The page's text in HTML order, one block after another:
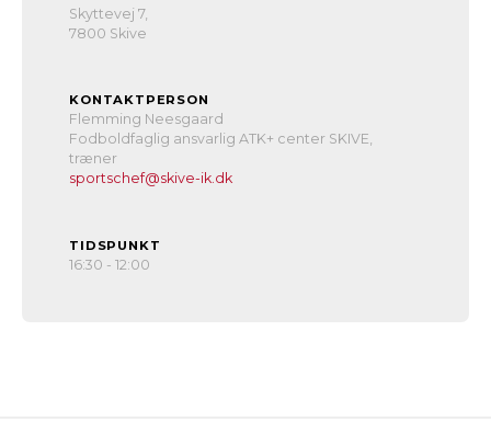
Skyttevej 7,
7800 Skive
KONTAKTPERSON
Flemming Neesgaard
Fodboldfaglig ansvarlig ATK+ center SKIVE,
træner
sportschef@skive-ik.dk
TIDSPUNKT
16:30 - 12:00